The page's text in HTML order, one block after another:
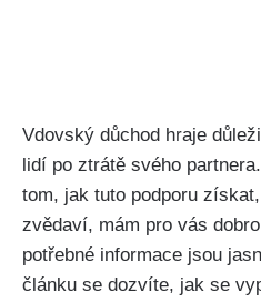
Vdovský důchod hraje
lidí po ztrátě svého
tom, jak tuto podporu
zvědaví, mám pro vás
potřebné informace jsou
článku se dozvíte, jak se